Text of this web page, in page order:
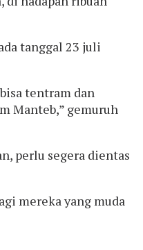
tanggal 23 juli
tentram dan
Manteb,” gemuruh
perlu segera dientas
mereka yang muda